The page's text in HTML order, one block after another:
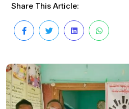
Share This Article: